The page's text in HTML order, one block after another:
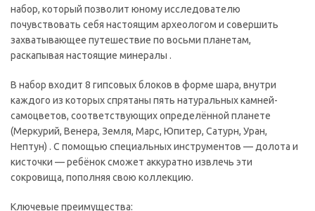
набор, который позволит юному исследователю
почувствовать себя настоящим археологом и совершить
захватывающее путешествие по восьми планетам,
раскапывая настоящие минералы .
В набор входит 8 гипсовых блоков в форме шара, внутри
каждого из которых спрятаны пять натуральных камней-
самоцветов, соответствующих определённой планете
(Меркурий, Венера, Земля, Марс, Юпитер, Сатурн, Уран,
Нептун) . С помощью специальных инструментов — долота и
кисточки — ребёнок сможет аккуратно извлечь эти
сокровища, пополняя свою коллекцию.
Ключевые преимущества: